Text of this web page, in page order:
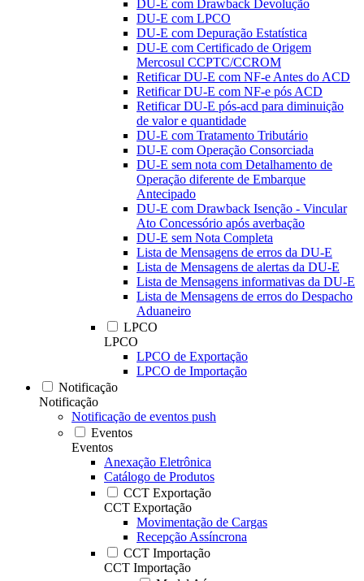
DU-E com Drawback Devolução
DU-E com LPCO
DU-E com Depuração Estatística
DU-E com Certificado de Origem
Mercosul CCPTC/CCROM
Retificar DU-E com NF-e Antes do ACD
Retificar DU-E com NF-e pós ACD
Retificar DU-E pós-acd para diminuição
de valor e quantidade
DU-E com Tratamento Tributário
DU-E com Operação Consorciada
DU-E sem nota com Detalhamento de
Operação diferente de Embarque
Antecipado
DU-E com Drawback Isenção - Vincular
Ato Concessório após averbação
DU-E sem Nota Completa
Lista de Mensagens de erros da DU-E
Lista de Mensagens de alertas da DU-E
Lista de Mensagens informativas da DU-E
Lista de Mensagens de erros do Despacho
Aduaneiro
LPCO
LPCO
LPCO de Exportação
LPCO de Importação
Notificação
Notificação
Notificação de eventos push
Eventos
Eventos
Anexação Eletrônica
Catálogo de Produtos
CCT Exportação
CCT Exportação
Movimentação de Cargas
Recepção Assíncrona
CCT Importação
CCT Importação